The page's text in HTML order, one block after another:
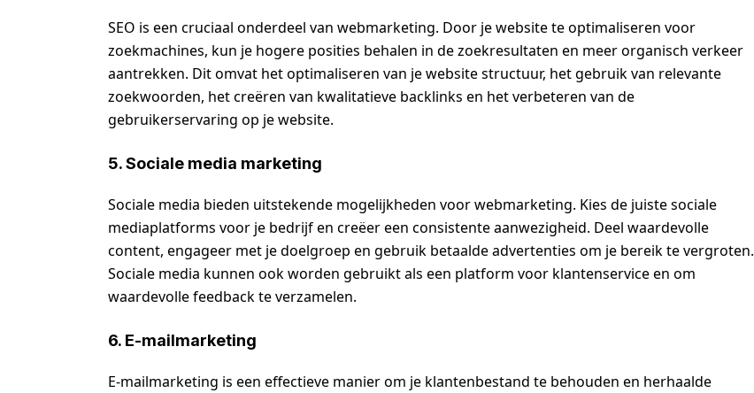
SEO is een cruciaal onderdeel van webmarketing. Door je website te optimaliseren voor
zoekmachines, kun je hogere posities behalen in de zoekresultaten en meer organisch verkeer
aantrekken. Dit omvat het optimaliseren van je website structuur, het gebruik van relevante
zoekwoorden, het creëren van kwalitatieve backlinks en het verbeteren van de
gebruikerservaring op je website.
5. Sociale media marketing
Sociale media bieden uitstekende mogelijkheden voor webmarketing. Kies de juiste sociale
mediaplatforms voor je bedrijf en creëer een consistente aanwezigheid. Deel waardevolle
content, engageer met je doelgroep en gebruik betaalde advertenties om je bereik te vergroten.
Sociale media kunnen ook worden gebruikt als een platform voor klantenservice en om
waardevolle feedback te verzamelen.
6. E-mailmarketing
E-mailmarketing is een effectieve manier om je klantenbestand te behouden en herhaalde